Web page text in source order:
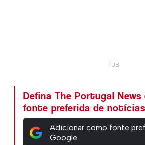
Defina The Portugal News
fonte preferida de
Adicionar como fonte
Google